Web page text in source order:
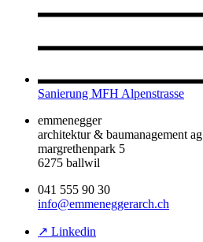
Sanierung MFH Alpenstrasse
emmenegger
architektur & baumanagement ag
margrethenpark 5
6275 ballwil
041 555 90 30
info@emmeneggerarch.ch
↗ Linkedin